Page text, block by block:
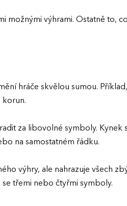
možnými výhrami. Ostatně to,
hráče skvělou sumou.
korun.
za libovolné symboly.
na samostatném řádku.
výhry, ale nahrazuje všech
třemi nebo čtyřmi symboly.